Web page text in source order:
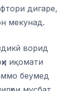
дигаре,
мекунад.
ворид
иқомати
беумед